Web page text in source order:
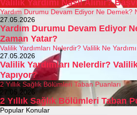
Valilik Yardımı Nasıl Alınır?
Yardım Durumu Devam Ediyor Ne Demek?
27.05.2026
Yardım Durumu Devam Ediyor
Zaman Yatar?
Valilik Yardımları Nelerdir? Valilik Ne
27.05.2026
Valilik Yardımları Nelerdir? Valilik
Yapıyor?
2 Yıllık Sağlık Bölümleri Taban Puanları
27.05.2026
2 Yıllık Sağlık Bölümleri Taban
Popular Konular